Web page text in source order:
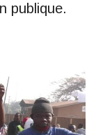
publique.